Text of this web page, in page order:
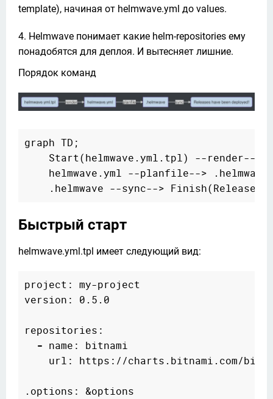
template), начиная от helmwave.yml до values.
Helmwave понимает какие helm-repositories ему
понадобятся для деплоя. И вытесняет лишние.
Порядок команд
graph TD;
Start(helmwave.yml.tpl) --render-->
helmwave.yml --planfile-->
Быстрый старт
helmwave.yml.tpl имеет следующий вид:
project: my-project
version: 0.5.0
repositories:
- name: bitnami
url: https://charts.bitnami.com/
.options: &options